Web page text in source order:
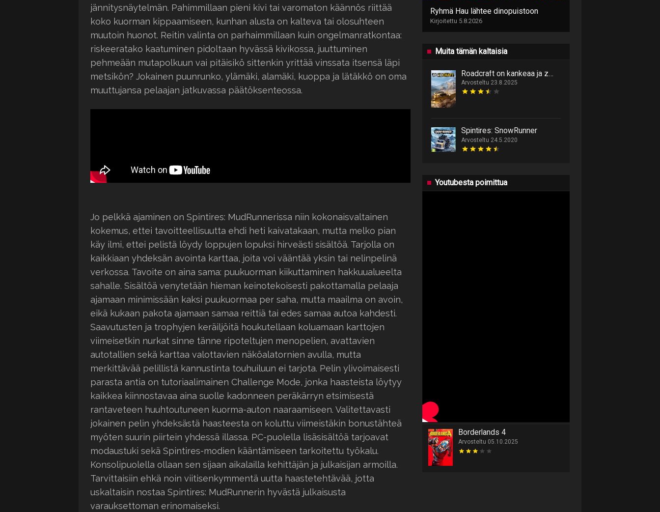
jännitysnäytelmän. Pahimmillaan pieni kivi tai varomaton käännös riittää
koko kuorman kippaamiseen, kunhan alusta on kalteva tai olosuhteen
muutoin huonot. Reitin valinta on parhaimmillaan kuin ongelmanratkontaa:
riskeeratako kaatuminen pidoltaan hyvässä kivikossa, juuttuminen
pehmeään mutapolkuun vai pitäisikö sittenkin yrittää vinssata itsensä läpi
metsikön? Jokainen puunrunko, ylämäki, alamäki, kuoppa ja lätäkkö on oma
muuttujansa pelaajan jatkuvassa päätöksenteossa.
Jo pelkkä ajaminen on Spintires: MudRunnerissa niin kokonaisvaltainen
kokemus, ettei tavoitteellisuutta ehdi heti kaivatakaan, mutta melko pian
käy ilmi, ettei pelistä löydy loppujen lopuksi hirveästi sisältöä. Tarjolla on
kaikkiaan yhdeksän avointa karttaa, joita voi vääntää yksin tai nelinpelinä
verkossa. Tavoite on aina sama: puukuorman kiikuttaminen hakkuualueelta
sahalle. Sisältöä venytetään hieman keinotekoisesti pakottamalla pelaaja
ajamaan minimissään kaksi puukuormaa per saha, mutta maailma on avoin,
eikä kukaan pakota ajamaan samaa reittiä tai edes samaa autoa kahdesti.
Saavutusten ja trophyjen keräiljöitä houkutellaan koluamaan karttojen
viimeisetkin nurkat sinne tänne ripoteltujen menopelien, avattavien
autotallien sekä karttaa valottavien näköalatornien avulla, mutta
merkittävää pelillistä kannustinta touhuiluun ei tarjota. Pelin ylivoimaisesti
parasta antia on tutoriaalimainen Challenge Mode, jonka haasteista löytyy
kaikkea kiinnostavaa aina suolle kadonneen peräkärryn etsimisestä
rantaveteen huuhtoutuneen kuorma-auton naaraamiseen. Valitettavasti
jokainen pelin yhdeksästä haasteesta on koluttu viimeistäkin bonustähteä
myöten suurin piirtein yhdessä illassa. PC-puolella lisäsisältöä tarjoavat
modaustuki sekä Spintires-modien kääntämiseen tarkoitettu työkalu.
Konsolipuolella ollaan sen sijaan aikalailla kehittäjän ja julkaisijan armoilla.
Tarvittaisiin ehkä noin viitisenkymmentä uutta haastetehtävää, jotta
uskaltaisin nostaa Spintires: MudRunnerin hyvästä julkaisusta
varauksettoman erinomaiseksi.
Ryhmä Hau lähtee dinopuistoon
Kirjoitettu 5.8.2026
Muita tämän kaltaisia
Roadcraft on kankeaa ja zenimäisen rentoa teidenrakennusta
Arvosteltu 23.8.2025
Spintires: SnowRunner
Arvosteltu 24.5.2020
Youtubesta poimittua
Borderlands 4
Arvosteltu 05.10.2025